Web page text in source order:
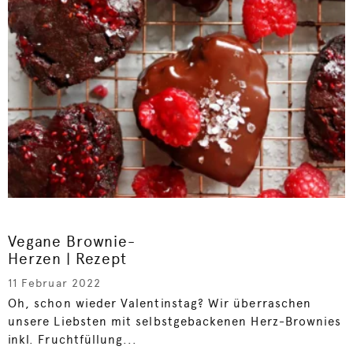
Vegane Brownie-
Herzen | Rezept
11 Februar 2022
Oh, schon wieder Valentinstag? Wir überraschen
unsere Liebsten mit selbstgebackenen Herz-Brownies
inkl. Fruchtfüllung...